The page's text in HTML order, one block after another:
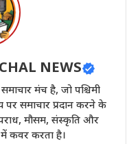
NEWS
मंच है, जो पश्चिमी
समाचार प्रदान करने के
मौसम, संस्कृति और
में कवर करता है।